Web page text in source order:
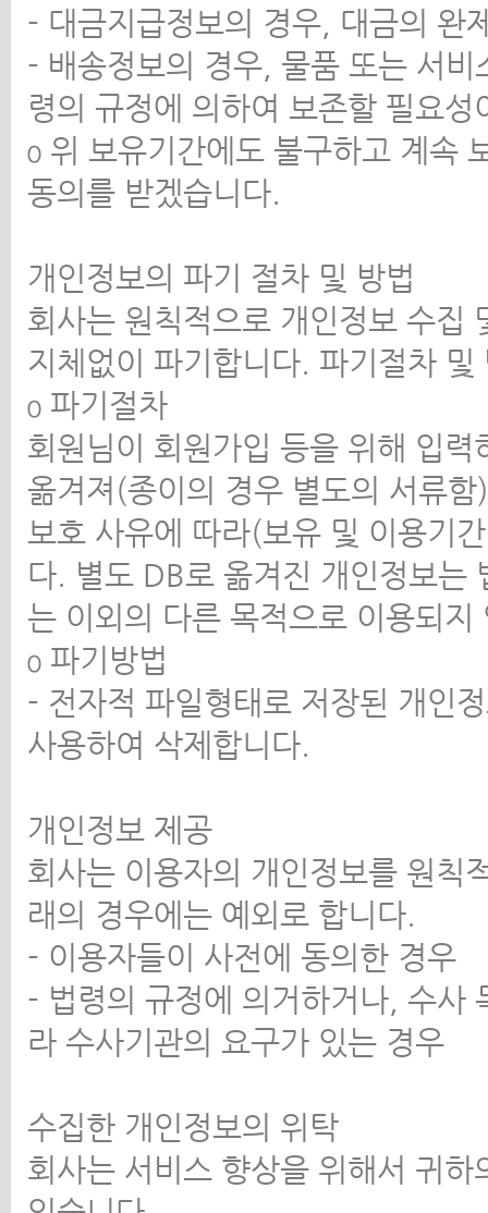
- 대금지급정보의 경우, 대금의 완
- 배송정보의 경우, 물품 또는 서
령의 규정에 의하여 보존할 필요
ο 위 보유기간에도 불구하고 계속
동의를 받겠습니다.
개인정보의 파기 절차 및 방법
회사는 원칙적으로 개인정보 수집
지체없이 파기합니다. 파기절차
ο 파기절차
회원님이 회원가입 등을 위해 입
옮겨져(종이의 경우 별도의 서류
보호 사유에 따라(보유 및 이용기
다. 별도 DB로 옮겨진 개인정보는
는 이외의 다른 목적으로 이용되지
ο 파기방법
- 전자적 파일형태로 저장된 개인
사용하여 삭제합니다.
개인정보 제공
회사는 이용자의 개인정보를 원칙
래의 경우에는 예외로 합니다.
- 이용자들이 사전에 동의한 경우
- 법령의 규정에 의거하거나, 수사
라 수사기관의 요구가 있는 경우
수집한 개인정보의 위탁
회사는 서비스 향상을 위해서 귀